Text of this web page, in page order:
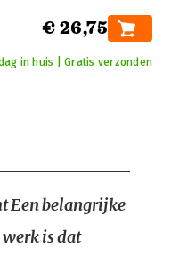
€ 26,75
in huis | Gratis verzonden
Een belangrijke
is dat